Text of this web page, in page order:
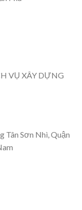
VỤ XÂY DỰNG
Tân Sơn Nhì, Quận